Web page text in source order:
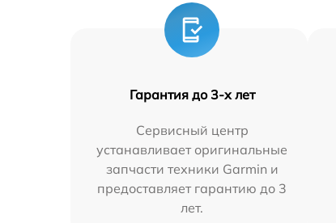
Гарантия до 3-х лет
Сервисный центр
устанавливает оригинальные
запчасти техники Garmin и
предоставляет гарантию до 3
лет.